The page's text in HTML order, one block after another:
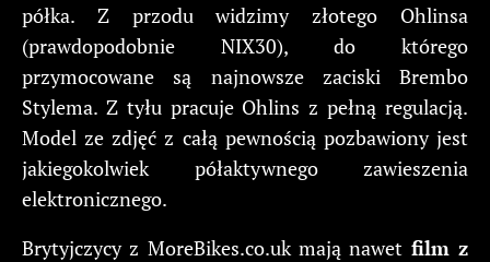
półka. Z przodu widzimy złotego Ohlinsa
(prawdopodobnie NIX30), do którego
przymocowane są najnowsze zaciski Brembo
Stylema. Z tyłu pracuje Ohlins z pełną regulacją.
Model ze zdjęć z całą pewnością pozbawiony jest
jakiegokolwiek półaktywnego zawieszenia
elektronicznego.
Brytyjczycy z MoreBikes.co.uk mają nawet film z